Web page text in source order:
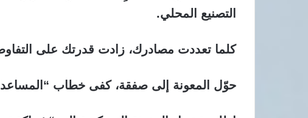
التصنيع المحلي.
كلما تعددت مصادرك، زادت قدرتك على
حوّل المعونة إلى صفقة، كفى خطاب